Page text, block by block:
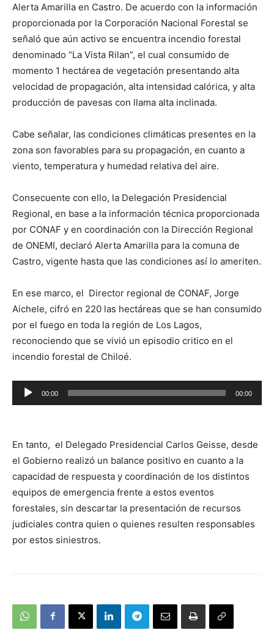
Alerta Amarilla en Castro. De acuerdo con la información
proporcionada por la Corporación Nacional Forestal se
señaló que aún activo se encuentra incendio forestal
denominado “La Vista Rilan”, el cual consumido de
momento 1 hectárea de vegetación presentando alta
velocidad de propagación, alta intensidad calórica, y alta
producción de pavesas con llama alta inclinada.
Cabe señalar, las condiciones climáticas presentes en la
zona son favorables para su propagación, en cuanto a
viento, temperatura y humedad relativa del aire.
Consecuente con ello, la Delegación Presidencial
Regional, en base a la información técnica proporcionada
por CONAF y en coordinación con la Dirección Regional
de ONEMI, declaró Alerta Amarilla para la comuna de
Castro, vigente hasta que las condiciones así lo ameriten.
En ese marco, el Director regional de CONAF, Jorge
Aichele, cifró en 220 las hectáreas que se han consumido
por el fuego en toda la región de Los Lagos,
reconociendo que se vivió un episodio critico en el
incendio forestal de Chiloé.
Reproductor
de
00:00 00:00
En tanto, el Delegado Presidencial Carlos Geisse, desde
el Gobierno realizó un balance positivo en cuanto a la
capacidad de respuesta y coordinación de los distintos
equipos de emergencia frente a estos eventos
forestales, sin descartar la presentación de recursos
judiciales contra quien o quienes resulten responsables
por estos siniestros.